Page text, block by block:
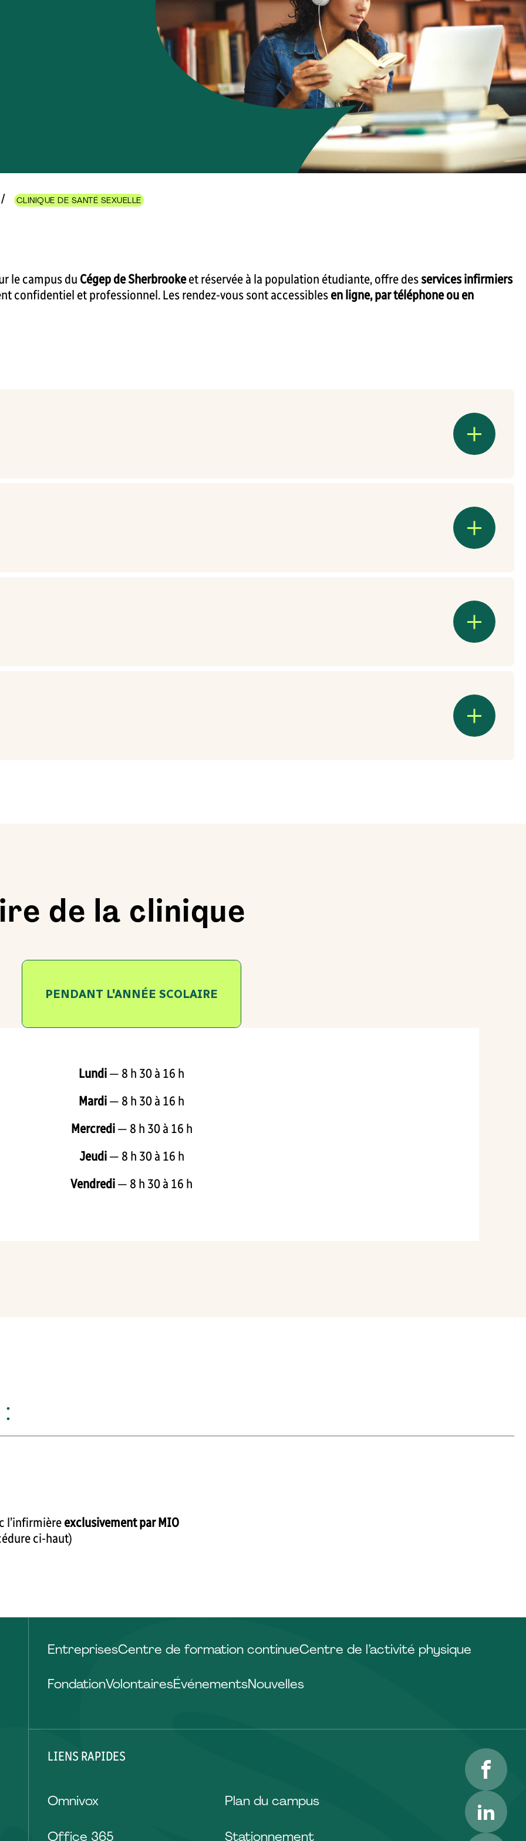
CLINIQUE DE SANTÉ SEXUELLE
le campus du Cégep de Sherbrookeet réservée à la population étudiante, offre desservices infirmiers
confidentiel et professionnel. Les rendez-vous sont accessiblesen ligne, par téléphone ou en
de la clinique
PENDANT L'ANNÉE SCOLAIRE
Lundi— 8 h 30 à 16 h
Mardi— 8 h 30 à 16 h
Mercredi— 8 h 30 à 16 h
Jeudi— 8 h 30 à 16 h
Vendredi— 8 h 30 à 16 h
l’infirmièreexclusivement par MIO
ci-haut)
EntreprisesCentre de formation continueCentre de l’activité physique
FondationVolontairesÉvénementsNouvelles
LIENS RAPIDES
Omnivox
Office 365
Plan du campus
Stationnement